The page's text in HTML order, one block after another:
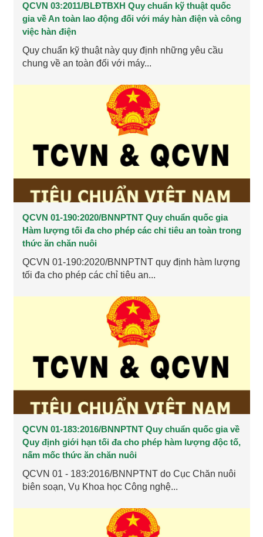
QCVN 03:2011/BLĐTBXH Quy chuẩn kỹ thuật quốc
gia về An toàn lao động đối với máy hàn điện và công
việc hàn điện
Quy chuẩn kỹ thuật này quy định những yêu cầu
chung về an toàn đối với máy...
QCVN 01-190:2020/BNNPTNT Quy chuẩn quốc gia
Hàm lượng tối đa cho phép các chỉ tiêu an toàn trong
thức ăn chăn nuôi
QCVN 01-190:2020/BNNPTNT quy định hàm lượng
tối đa cho phép các chỉ tiêu an...
QCVN 01-183:2016/BNNPTNT Quy chuẩn quốc gia về
Quy định giới hạn tối đa cho phép hàm lượng độc tố,
nấm mốc thức ăn chăn nuôi
QCVN 01 - 183:2016/BNNPTNT do Cục Chăn nuôi
biên soạn, Vụ Khoa học Công nghệ...